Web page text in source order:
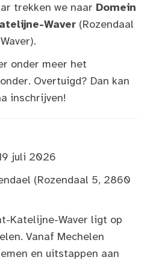
trekken we naar Domein
Waver (Rozendaal
onder meer het
. Overtuigd? Dan kan
inschrijven!
juli 2026
(Rozendaal 5, 2860
Katelijne-Waver ligt op
Vanaf Mechelen
en uitstappen aan